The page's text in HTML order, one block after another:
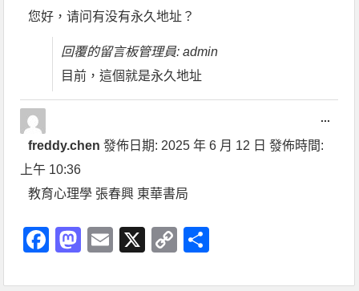
您好，请问有没有永久地址？
回覆的留言板管理員: admin
目前，這個就是永久地址
freddy.chen發佈日期: 2025 年 6 月 12 日 發佈時間:
上午 10:36
教育心理學 張春興 東華書局
...
Facebook
Mastodon
Email
X
Copy